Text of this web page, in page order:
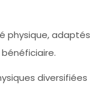
physique, adaptés
diversifiées